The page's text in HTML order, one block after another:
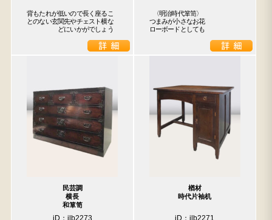
背もたれが低いので長く座るこ
とのない玄関先やチェスト横な
どにいかがでしょう
つまみが小さなお花
ローボードとしても
民芸調
横長
和箪笥
iD：ilb2273
楢材
時代片袖机
iD：ilb2271